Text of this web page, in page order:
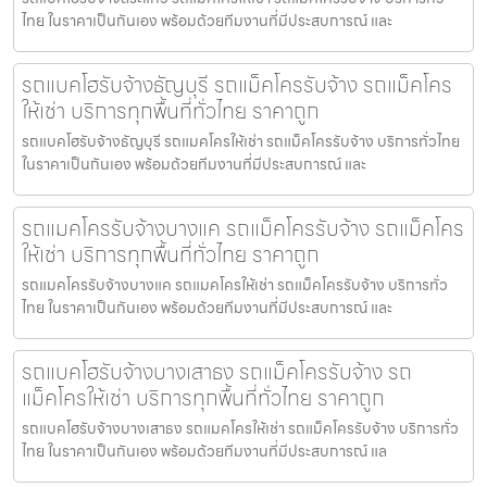
ไทย ในราคาเป็นกันเอง พร้อมด้วยทีมงานที่มีประสบการณ์ และ
รถแบคโฮรับจ้างธัญบุรี รถแม็คโครรับจ้าง รถแม็คโคร
ให้เช่า บริการทุกพื้นที่ทั่วไทย ราคาถูก
รถแบคโฮรับจ้างธัญบุรี รถแมคโครให้เช่า รถแม็คโครรับจ้าง บริการทั่วไทย
ในราคาเป็นกันเอง พร้อมด้วยทีมงานที่มีประสบการณ์ และ
รถแมคโครรับจ้างบางแค รถแม็คโครรับจ้าง รถแม็คโคร
ให้เช่า บริการทุกพื้นที่ทั่วไทย ราคาถูก
รถแมคโครรับจ้างบางแค รถแมคโครให้เช่า รถแม็คโครรับจ้าง บริการทั่ว
ไทย ในราคาเป็นกันเอง พร้อมด้วยทีมงานที่มีประสบการณ์ และ
รถแบคโฮรับจ้างบางเสาธง รถแม็คโครรับจ้าง รถ
แม็คโครให้เช่า บริการทุกพื้นที่ทั่วไทย ราคาถูก
รถแบคโฮรับจ้างบางเสาธง รถแมคโครให้เช่า รถแม็คโครรับจ้าง บริการทั่ว
ไทย ในราคาเป็นกันเอง พร้อมด้วยทีมงานที่มีประสบการณ์ แล